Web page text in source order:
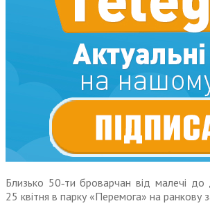
Близько 50‑ти броварчан від малечі до
25 квітня в парку «Перемога» на ранкову